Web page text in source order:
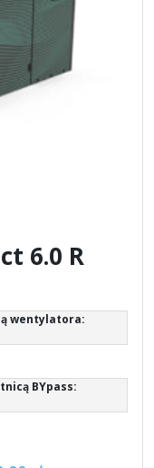
6.0 R
wentylatora:
BYpass: